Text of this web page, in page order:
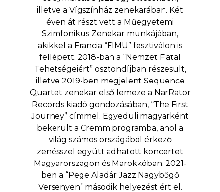
illetve a Vígszínház zenekarában. Két
éven át részt vett a Műegyetemi
Szimfonikus Zenekar munkájában,
akikkel a Francia “FIMU” fesztiválon is
fellépett. 2018-ban a “Nemzet Fiatal
Tehetségeiért” ösztöndíjban részesült,
illetve 2019-ben megjelent Sequence
Quartet zenekar első lemeze a NarRator
Records kiadó gondozásában, “The First
Journey” címmel. Egyedüli magyarként
bekerült a Cremm programba, ahol a
világ számos országából érkező
zenésszel együtt adhatott koncertet
Magyarországon és Marokkóban. 2021-
ben a “Pege Aladár Jazz Nagybőgő
Versenyen” második helyezést ért el.